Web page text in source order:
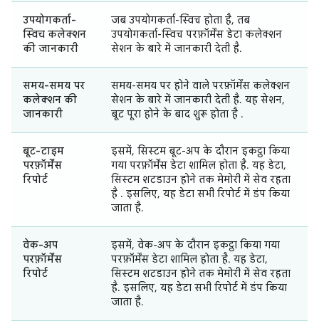
उपयोगकर्ता-
स्विच कलेक्शन
की जानकारी
जब उपयोगकर्ता-स्विच होता है, तब
उपयोगकर्ता-स्विच परफ़ॉर्मेंस डेटा कलेक्शन
सेशन के बारे में जानकारी देती है.
समय-समय पर
कलेक्शन की
जानकारी
समय-समय पर होने वाले परफ़ॉर्मेंस कलेक्शन
सेशन के बारे में जानकारी देती है. यह सेशन,
बूट पूरा होने के बाद शुरू होता है .
बूट-टाइम
परफ़ॉर्मेंस
रिपोर्ट
इसमें, सिस्टम बूट-अप के दौरान इकट्ठा किया
गया परफ़ॉर्मेंस डेटा शामिल होता है. यह डेटा,
सिस्टम शटडाउन होने तक मेमोरी में सेव रहता
है . इसलिए, यह डेटा सभी रिपोर्ट में डंप किया
जाता है.
वेक-अप
परफ़ॉर्मेंस
रिपोर्ट
इसमें, वेक-अप के दौरान इकट्ठा किया गया
परफ़ॉर्मेंस डेटा शामिल होता है. यह डेटा,
सिस्टम शटडाउन होने तक मेमोरी में सेव रहता
है. इसलिए, यह डेटा सभी रिपोर्ट में डंप किया
जाता है.